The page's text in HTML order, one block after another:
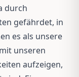
durch
gefährdet, in
es als unsere
unseren
aufzeigen,